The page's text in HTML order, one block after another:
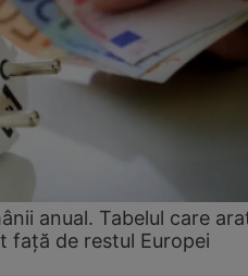
anual. Tabelul care
faţă de restul Europei